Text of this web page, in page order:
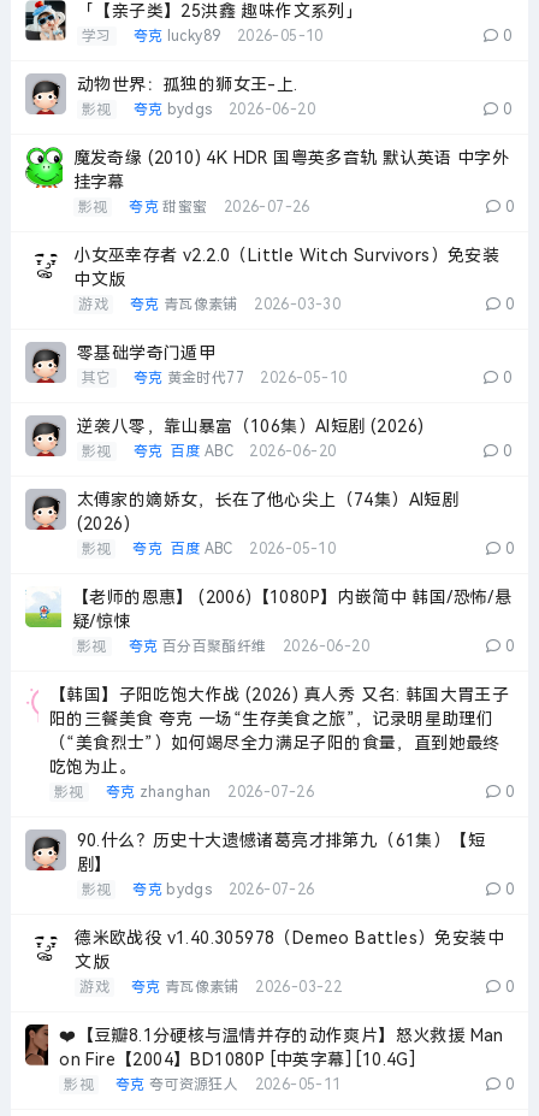
「【亲子类】25洪鑫 趣味作文系列」
学习 夸克 lucky89 2026-05-10 0
动物世界：孤独的狮女王-上.
影视 夸克 bydgs 2026-06-20 0
魔发奇缘 (2010) 4K HDR 国粤英多音轨 默认英语 中字外
挂字幕
影视 夸克 甜蜜蜜 2026-07-26 0
小女巫幸存者 v2.2.0（Little Witch Survivors）免安装
中文版
游戏 夸克 青瓦像素铺 2026-03-30 0
零基础学奇门遁甲
其它 夸克 黄金时代77 2026-05-10 0
逆袭八零，靠山暴富（106集）AI短剧 (2026)
影视 夸克 百度 ABC 2026-06-20 0
太傅家的嫡娇女，长在了他心尖上（74集）AI短剧
(2026)
影视 夸克 百度 ABC 2026-05-10 0
【老师的恩惠】 (2006)【1080P】内嵌简中 韩国/恐怖/悬
疑/惊悚
影视 夸克 百分百聚酯纤维 2026-06-20 0
【韩国】子阳吃饱大作战 (2026) 真人秀 又名: 韩国大胃王子
阳的三餐美食 夸克 一场“生存美食之旅”，记录明星助理们
（“美食烈士”）如何竭尽全力满足子阳的食量，直到她最终
吃饱为止。
影视 夸克 zhanghan 2026-07-26 0
90.什么？历史十大遗憾诸葛亮才排第九（61集）【短
剧】
影视 夸克 bydgs 2026-07-26 0
德米欧战役 v1.40.305978（Demeo Battles）免安装中
文版
游戏 夸克 青瓦像素铺 2026-03-22 0
❤️【豆瓣8.1分硬核与温情并存的动作爽片】怒火救援 Man
on Fire【2004】BD1080P [中英字幕] [10.4G]
影视 夸克 夸可资源狂人 2026-05-11 0